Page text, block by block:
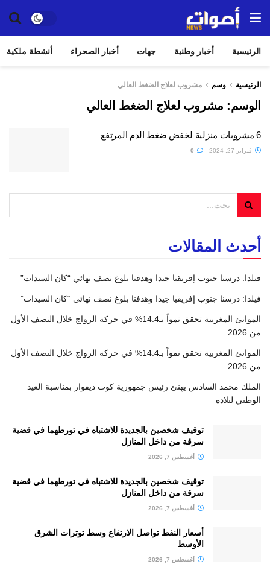
الرئيسية أخبار وطنية جهات أخبار الصحراء أنشطة ملكية
الرئيسية وسم مشروب لعلاج الضغط العالي
الوسم: مشروب لعلاج الضغط العالي
6 مشروبات منزلية لخفض ضغط الدم المرتفع
فبراير 27, 2024
أحدث المقالات
فيلدا: درسنا جنوب إفريقيا جيدا وهدفنا بلوغ نصف نهائي “كان السيدات”
فيلدا: درسنا جنوب إفريقيا جيدا وهدفنا بلوغ نصف نهائي “كان السيدات”
الموانئ المغربية تحقق نمواً بـ14.4% في حركة الرواج خلال النصف الأول
من 2026
الموانئ المغربية تحقق نمواً بـ14.4% في حركة الرواج خلال النصف الأول
من 2026
الملك محمد السادس يهنئ رئيس جمهورية كوت ديفوار بمناسبة العيد
الوطني لبلاده
توقيف شخصين بالجديدة للاشتباه في تورطهما في قضية
سرقة من داخل المنازل
أغسطس 7, 2026
توقيف شخصين بالجديدة للاشتباه في تورطهما في قضية
سرقة من داخل المنازل
أغسطس 7, 2026
أسعار النفط تواصل الارتفاع وسط توترات الشرق
الأوسط
أغسطس 7, 2026